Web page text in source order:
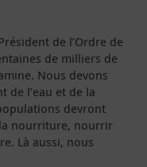
de l’Ordre de
de milliers de
Nous devons
de l’eau et de la
devront
nourriture, nourrir
Là aussi, nous